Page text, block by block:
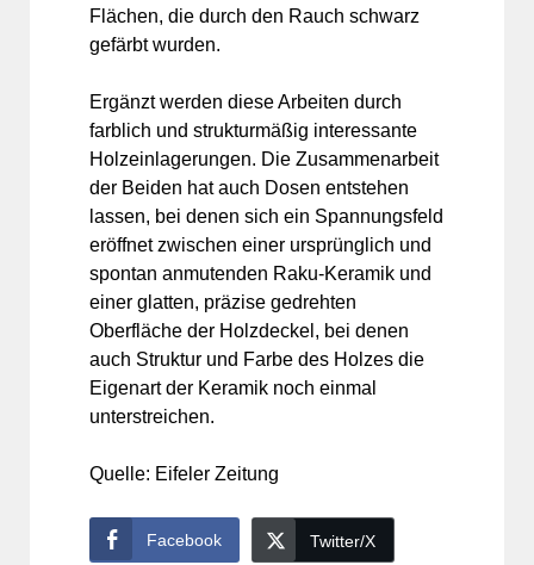
Flächen, die durch den Rauch schwarz
gefärbt wurden.
Ergänzt werden diese Arbeiten durch
farblich und strukturmäßig interessante
Holzeinlagerungen. Die Zusammenarbeit
der Beiden hat auch Dosen entstehen
lassen, bei denen sich ein Spannungsfeld
eröffnet zwischen einer ursprünglich und
spontan anmutenden Raku-Keramik und
einer glatten, präzise gedrehten
Oberfläche der Holzdeckel, bei denen
auch Struktur und Farbe des Holzes die
Eigenart der Keramik noch einmal
unterstreichen.
Quelle: Eifeler Zeitung
Facebook Twitter/X